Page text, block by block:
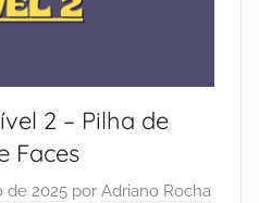
2 – Pilha de
Faces
de 2025 por Adriano Rocha